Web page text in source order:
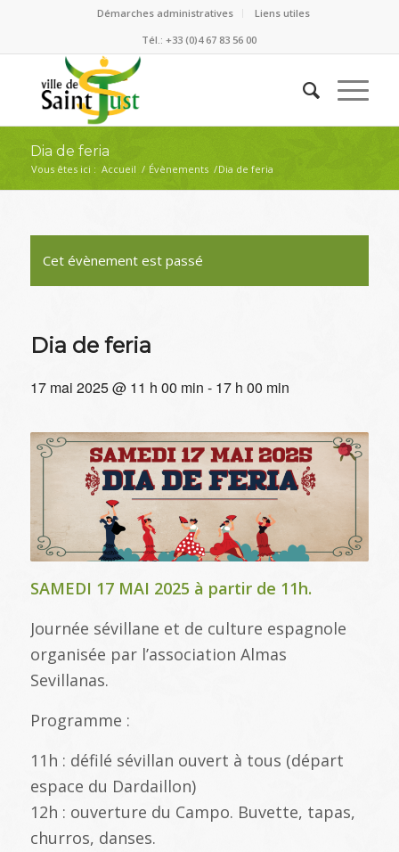
Démarches administratives
Liens utiles
Tél.: +33 (0)4 67 83 56 00
Dia de feria
Vous êtes ici : Accueil / Évènements /Dia de feria
Cet évènement est passé
Dia de feria
17 mai 2025 @ 11 h 00 min - 17 h 00 min
SAMEDI 17 MAI 2025 à partir de 11h.
Journée sévillane et de culture espagnole
organisée par l’association Almas
Sevillanas.
Programme :
11h : défilé sévillan ouvert à tous (départ
espace du Dardaillon)
12h : ouverture du Campo. Buvette, tapas,
churros, danses.